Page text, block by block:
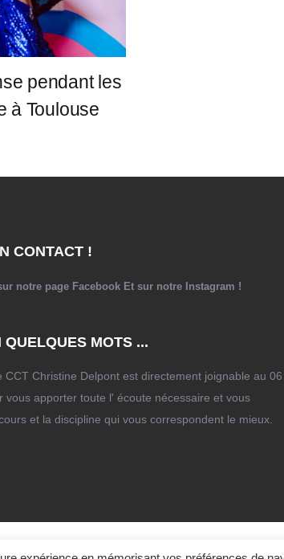
pendant les
à Toulouse
CONTACT !
notre page Facebook Et sur notre Instagram !
QUELQUES MOTS ...
CCT Christine Delpont est directement joignable au 06
vous apporter toute l' écoute nécessaire et vous
et la discipline qui vous correspondent le mieux.
Centre Chorégraphique de Toulouse Christine